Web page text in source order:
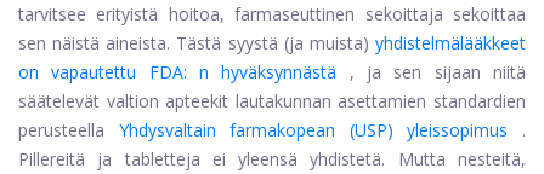
tarvitsee erityistä hoitoa, farmaseuttinen sekoittaja sekoittaa
sen näistä aineista. Tästä syystä (ja muista) yhdistelmälääkkeet
on vapautettu FDA: n hyväksynnästä
, ja sen sijaan niitä
säätelevät valtion apteekit lautakunnan asettamien standardien
perusteella
Yhdysvaltain farmakopean (USP) yleissopimus
.
Pillereitä ja tabletteja ei yleensä yhdistetä. Mutta nesteitä,